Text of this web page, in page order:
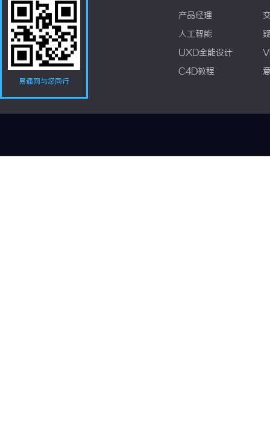
易通网与您同行
产品经理
人工智能
UXD全能设计
C4D教程